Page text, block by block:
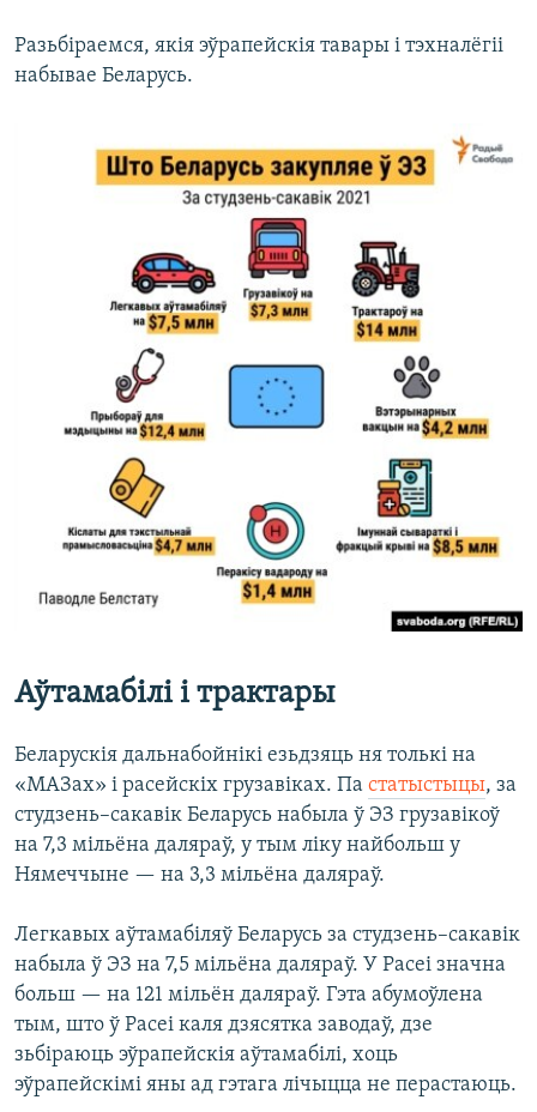
Разьбіраемся, якія эўрапейскія тавары і тэхналёгіі
набывае Беларусь.
Аўтамабілі і трактары
Беларускія дальнабойнікі езьдзяць ня толькі на
«МАЗах» і расейскіх грузавіках. Па статыстыцы, за
студзень–сакавік Беларусь набыла ў ЭЗ грузавікоў
на 7,3 мільёна даляраў, у тым ліку найбольш у
Нямеччыне — на 3,3 мільёна даляраў.
Легкавых аўтамабіляў Беларусь за студзень–сакавік
набыла ў ЭЗ на 7,5 мільёна даляраў. У Расеі значна
больш — на 121 мільён даляраў. Гэта абумоўлена
тым, што ў Расеі каля дзясятка заводаў, дзе
зьбіраюць эўрапейскія аўтамабілі, хоць
эўрапейскімі яны ад гэтага лічыцца не перастаюць.